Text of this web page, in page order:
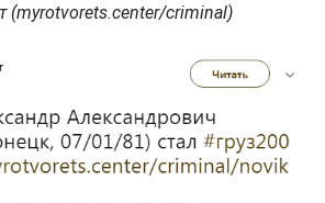
(myrotvorets.center/criminal)